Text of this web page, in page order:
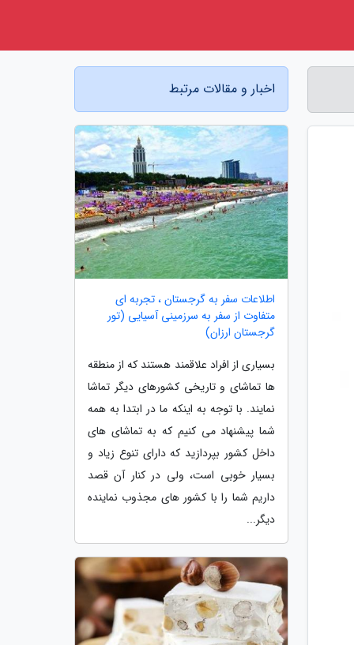
اخبار و مقالات مرتبط
اطلاعات سفر به گرجستان ، تجربه ای
متفاوت از سفر به سرزمینی آسیایی (تور
گرجستان ارزان)
بسیاری از افراد علاقمند هستند که از منطقه
ها تماشای و تاریخی کشورهای دیگر تماشا
نمایند. با توجه به اینکه ما در ابتدا به همه
شما پیشنهاد می کنیم که به تماشای های
داخل کشور بپردازید که دارای تنوع زیاد و
بسیار خوبی است، ولی در کنار آن قصد
داریم شما را با کشور های مجذوب نماینده
دیگر...